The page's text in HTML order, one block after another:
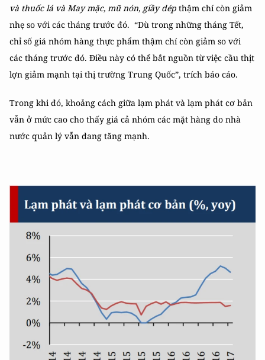
và thuốc lá và May mặc, mũ nón, giầy dép thậm chí còn giảm
nhẹ so với các tháng trước đó. “Dù trong những tháng Tết,
chỉ số giá nhóm hàng thực phẩm thậm chí còn giảm so với
các tháng trước đó. Điều này có thể bắt nguồn từ việc cầu thịt
lợn giảm mạnh tại thị trường Trung Quốc”, trích báo cáo.
Trong khi đó, khoảng cách giữa lạm phát và lạm phát cơ bản
vẫn ở mức cao cho thấy giá cả nhóm các mặt hàng do nhà
nước quản lý vẫn đang tăng mạnh.